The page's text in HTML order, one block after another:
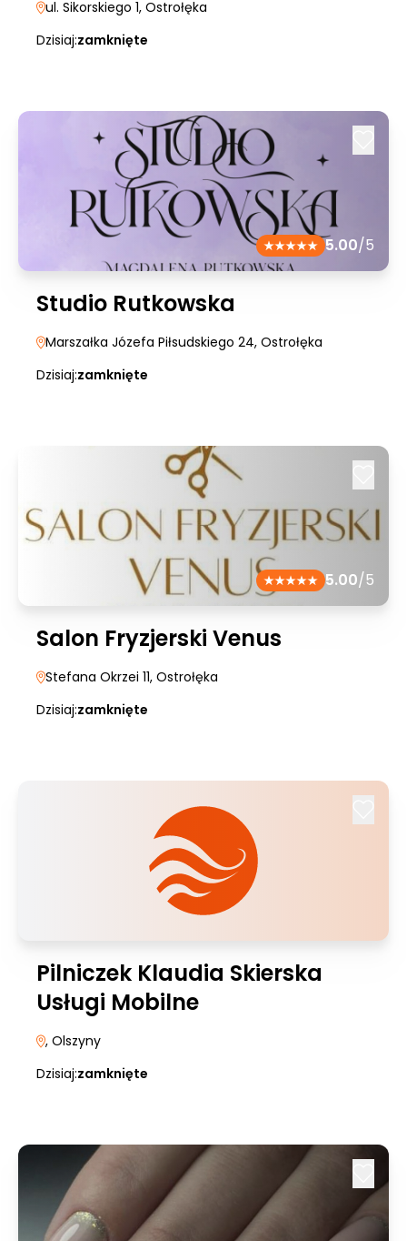
ul. Sikorskiego 1, Ostrołęka
Dzisiaj:zamknięte
5.00/5
Studio Rutkowska
Marszałka Józefa Piłsudskiego 24, Ostrołęka
Dzisiaj:zamknięte
5.00/5
Salon Fryzjerski Venus
Stefana Okrzei 11, Ostrołęka
Dzisiaj:zamknięte
Pilniczek Klaudia Skierska
Usługi Mobilne
, Olszyny
Dzisiaj:zamknięte